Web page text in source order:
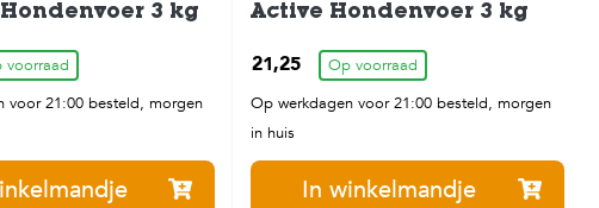
3 kg
voorraad
voor 21:00 besteld, morgen
Active Hondenvoer 3 kg
21,25
Op voorraad
Op werkdagen voor 21:00 besteld, morgen
in huis
In winkelmandje